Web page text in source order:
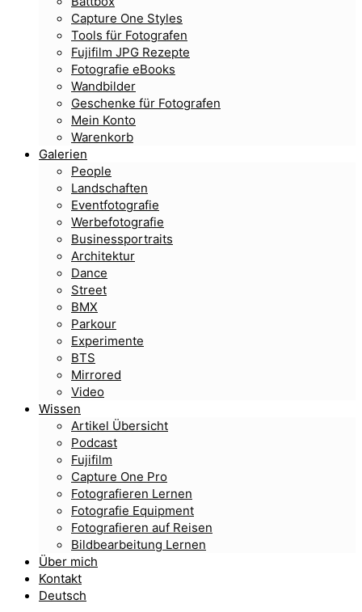
Capture One Styles
Tools für Fotografen
Fujifilm JPG Rezepte
Fotografie eBooks
Wandbilder
Geschenke für Fotografen
Mein Konto
Warenkorb
Galerien
People
Landschaften
Eventfotografie
Werbefotografie
Businessportraits
Architektur
Dance
Street
BMX
Parkour
Experimente
BTS
Mirrored
Video
Wissen
Artikel Übersicht
Podcast
Fujifilm
Capture One Pro
Fotografieren Lernen
Fotografie Equipment
Fotografieren auf Reisen
Bildbearbeitung Lernen
Über mich
Kontakt
Deutsch